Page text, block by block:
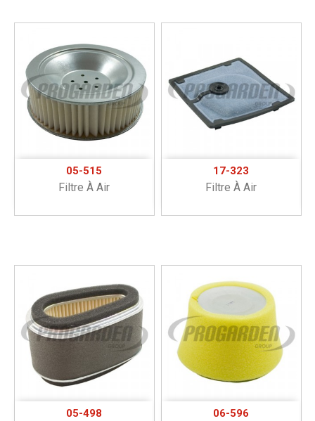
05-515
Filtre À Air
17-323
Filtre À Air
05-498 06-596